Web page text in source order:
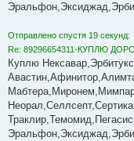
Отправлено спустя 19 секунд:
Re: 89296654311-КУПЛЮ
Куплю